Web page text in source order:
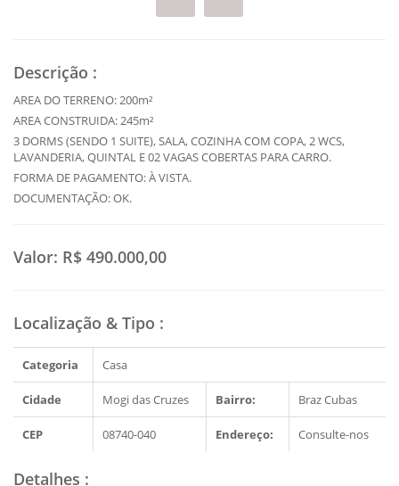
Descrição :
AREA DO TERRENO: 200m²
AREA CONSTRUIDA: 245m²
3 DORMS (SENDO 1 SUITE), SALA, COZINHA COM COPA, 2 WCS,
LAVANDERIA, QUINTAL E 02 VAGAS COBERTAS PARA CARRO.
FORMA DE PAGAMENTO: À VISTA.
DOCUMENTAÇÃO: OK.
Valor: R$ 490.000,00
Localização & Tipo :
Categoria Casa
Cidade Mogi das Cruzes Bairro: Braz Cubas
CEP 08740-040 Endereço: Consulte-nos
Detalhes :